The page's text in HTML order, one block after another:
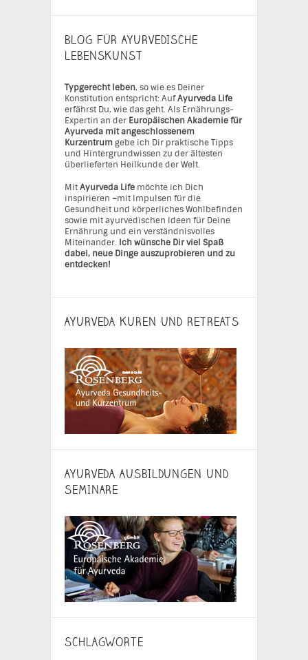
BLOG FÜR AYURVEDISCHE
LEBENSKUNST
Typgerecht leben, so wie es Deiner
Konstitution entspricht: AufAyurveda Life
erfährst Du, wie das geht. Als Ernährungs-
Expertin an der Europäischen Akademie für
Ayurveda mit angeschlossenem
Kurzentrumgebe ich Dir praktische Tipps
und Hintergrundwissen zu der ältesten
überlieferten Heilkunde der Welt.
MitAyurveda Life möchte ich Dich
inspirieren –mit Impulsen für die
Gesundheit und körperliches Wohlbefinden
sowie mit ayurvedischen Ideen für Deine
Ernährung und ein verständnisvolles
Miteinander. Ich wünsche Dir viel Spaß
dabei, neue Dinge auszuprobieren und zu
entdecken!
AYURVEDA KUREN UND RETREATS
AYURVEDA AUSBILDUNGEN UND
SEMINARE
SCHLAGWORTE